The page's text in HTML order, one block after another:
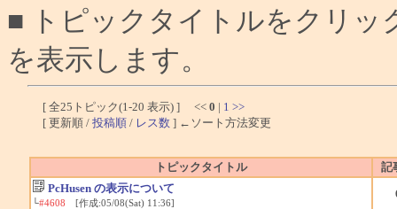
■ トピックタイトルをクリッ
を表示します。
[ 全25トピック(1-20 表示) ] << 0 | 1 >>
[ 更新順 / 投稿順 / レス数 ] ←ソート方法変更
トピックタイトル
記
PcHusen の表示について
└#4608 [作成:05/08(Sat) 11:36]